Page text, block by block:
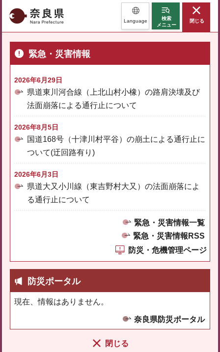
奈良県 Language
検索
メニュー
閉じる
緊急・災害情報
2026年6月29日
県道東川河合線（上北山村小橡）の路肩決壊及び
法面崩落による通行止について
2026年8月5日
国道168号（十津川村平谷）の崩土による通行止に
ついて(迂回路有り)
2026年6月3日
県道大又小川線（東吉野村大又）の法面崩落によ
る通行止について
緊急・災害情報一覧
緊急・災害情報RSS
防災・危機管理ページ
防災ポータル
現在、情報はありません。
奈良県防災ポータル
閉じる